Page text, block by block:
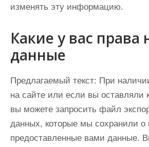
изменять эту информацию.
Какие у вас права
данные
Предлагаемый текст: При
на сайте или если вы оставляли
вы можете запросить файл
данных, которые мы сохранили о
предоставленные вами данные.